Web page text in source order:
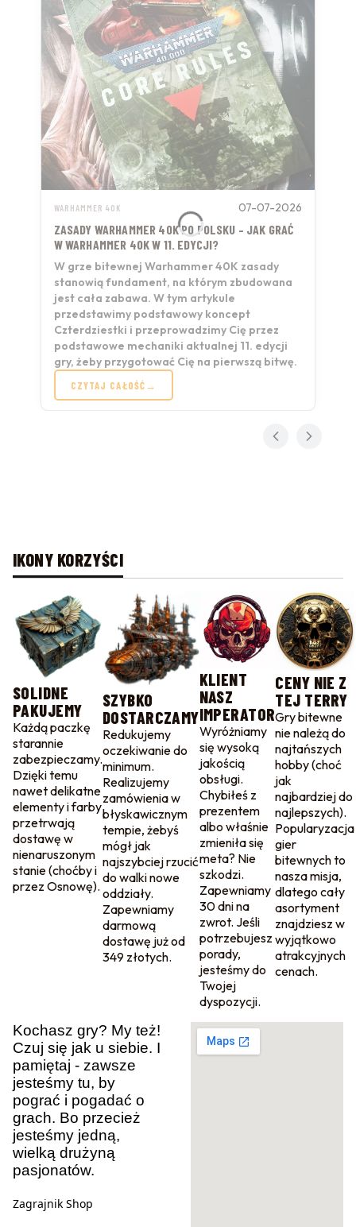
WARHAMMER 40K 07-07-2026
ZASADY WARHAMMER 40K PO POLSKU – JAK GRAĆ
W WARHAMMER 40K W 11. EDYCJI?
W grze bitewnej Warhammer 40K zasady
stanowią fundament, na którym zbudowana
jest cała zabawa. W tym artykule
przedstawimy podstawowy koncept
Czterdziestki i przeprowadzimy Cię przez
podstawowe mechaniki aktualnej 11. edycji
gry, żeby przygotować Cię na pierwszą bitwę.
CZYTAJ CAŁOŚĆ
IKONY KORZYŚCI
SOLIDNE
PAKUJEMY
Każdą paczkę
starannie
zabezpieczamy.
Dzięki temu
nawet delikatne
elementy i farby
przetrwają
dostawę w
nienaruszonym
stanie (choćby i
przez Osnowę).
SZYBKO
DOSTARCZAMY
Redukujemy
oczekiwanie do
minimum.
Realizujemy
zamówienia w
błyskawicznym
tempie, żebyś
mógł jak
najszybciej rzucić
do walki nowe
oddziały.
Zapewniamy
darmową
dostawę już od
349 złotych.
KLIENT
NASZ
IMPERATOR
Wyróżniamy
się wysoką
jakością
obsługi.
Chybiłeś z
prezentem
albo właśnie
zmieniła się
meta? Nie
szkodzi.
Zapewniamy
30 dni na
zwrot. Jeśli
potrzebujesz
porady,
jesteśmy do
Twojej
dyspozycji.
CENY NIE Z
TEJ TERRY
Gry bitewne
nie należą do
najtańszych
hobby (choć
jak
najbardziej do
najlepszych).
Popularyzacja
gier
bitewnych to
nasza misja,
dlatego cały
asortyment
znajdziesz w
wyjątkowo
atrakcyjnych
cenach.
Kochasz gry? My też!
Czuj się jak u siebie. I
pamiętaj - zawsze
jesteśmy tu, by
pograć i pogadać o
grach. Bo przecież
jesteśmy jedną,
wielką drużyną
pasjonatów.
Zagrajnik Shop